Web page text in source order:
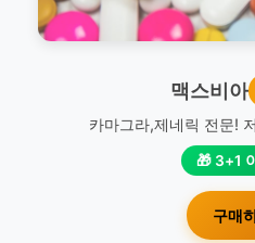
맥스비아
카마그라,제네릭 전문!
🎁 3+1
구매